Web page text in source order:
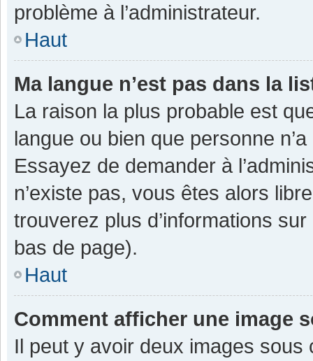
problème à l’administrateur.
Haut
Ma langue n’est pas dans la
La raison la plus probable est
langue ou bien que personne
Essayez de demander à
n’existe pas, vous êtes alors
trouverez plus d’informations
bas de page).
Haut
Comment afficher une image
Il peut y avoir deux images sous